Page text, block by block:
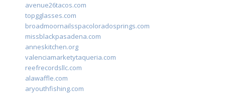
avenue26tacos.com
topgglasses.com
broadmoornailsspacoloradosprings.com
missblackpasadena.com
anneskitchen.org
valenciamarketytaqueria.com
reefrecordsllc.com
alawaffle.com
aryouthfishing.com